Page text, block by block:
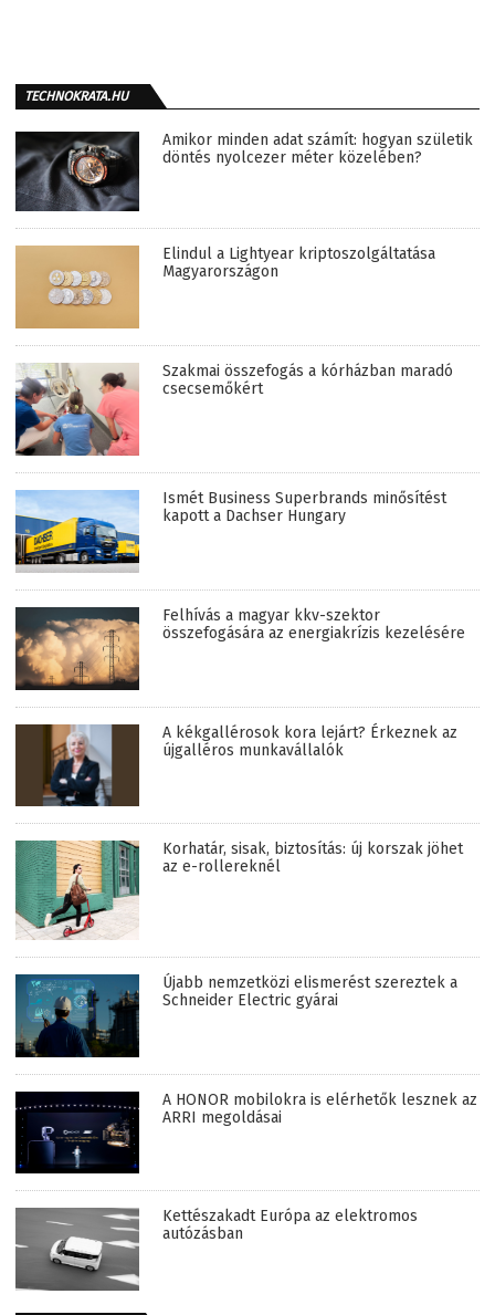
TECHNOKRATA.HU
Amikor minden adat számít: hogyan születik
döntés nyolcezer méter közelében?
Elindul a Lightyear kriptoszolgáltatása
Magyarországon
Szakmai összefogás a kórházban maradó
csecsemőkért
Ismét Business Superbrands minősítést
kapott a Dachser Hungary
Felhívás a magyar kkv-szektor
összefogására az energiakrízis kezelésére
A kékgallérosok kora lejárt? Érkeznek az
újgalléros munkavállalók
Korhatár, sisak, biztosítás: új korszak jöhet
az e-rollereknél
Újabb nemzetközi elismerést szereztek a
Schneider Electric gyárai
A HONOR mobilokra is elérhetők lesznek az
ARRI megoldásai
Kettészakadt Európa az elektromos
autózásban